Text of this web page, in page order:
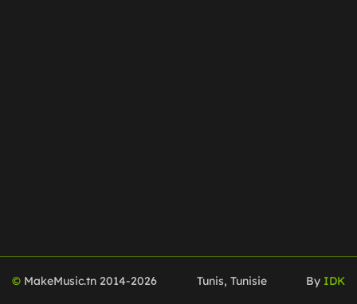
© MakeMusic.tn 2014-2026 Tunis, Tunisie By IDK